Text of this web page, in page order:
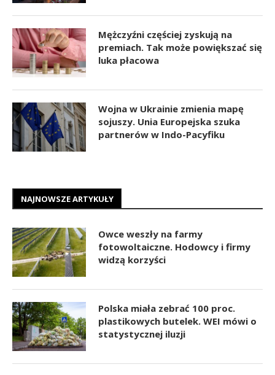
Mężczyźni częściej zyskują na
premiach. Tak może powiększać się
luka płacowa
Wojna w Ukrainie zmienia mapę
sojuszy. Unia Europejska szuka
partnerów w Indo-Pacyfiku
NAJNOWSZE ARTYKUŁY
Owce weszły na farmy
fotowoltaiczne. Hodowcy i firmy
widzą korzyści
Polska miała zebrać 100 proc.
plastikowych butelek. WEI mówi o
statystycznej iluzji